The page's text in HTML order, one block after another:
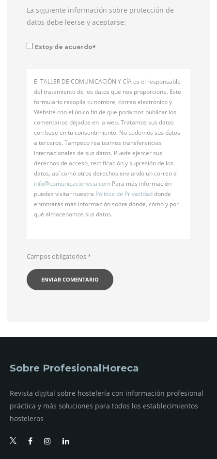
La siguiente información sobre protección de
datos debe leerse y aceptarse:
Estoy de acuerdo*
El TALLER DE COMUNICACIÓN Y CÍA es el responsable
del tratamiento de los datos que nos proporcione. Este
formulario recopila tu nombre, correo electrónico y
Website con el único fin de que podamos publicar los
comentarios dejados en la web. Tratamos sus datos
con base en tu consentimiento. No cedemos sus datos
a terceros. Tampoco realizamos transferencias
internacionales de sus datos. Puede ejercer sus
derechos de acceso, rectificación y supresión de los
datos, así como otros derechos enviando un correo a
info@comunicacionycia.com Para más información
puedes visitar nuestra Política de Privacidaddonde
entontarás más información sobre dónde, cómo y por
qué almacenamos sus datos.
Campos obligatorios*
Sobre ProfesionalHoreca
Revista digital sobre hostelería con información profesional
práctica y más soluciones para todos los establecimientos
hosteleros